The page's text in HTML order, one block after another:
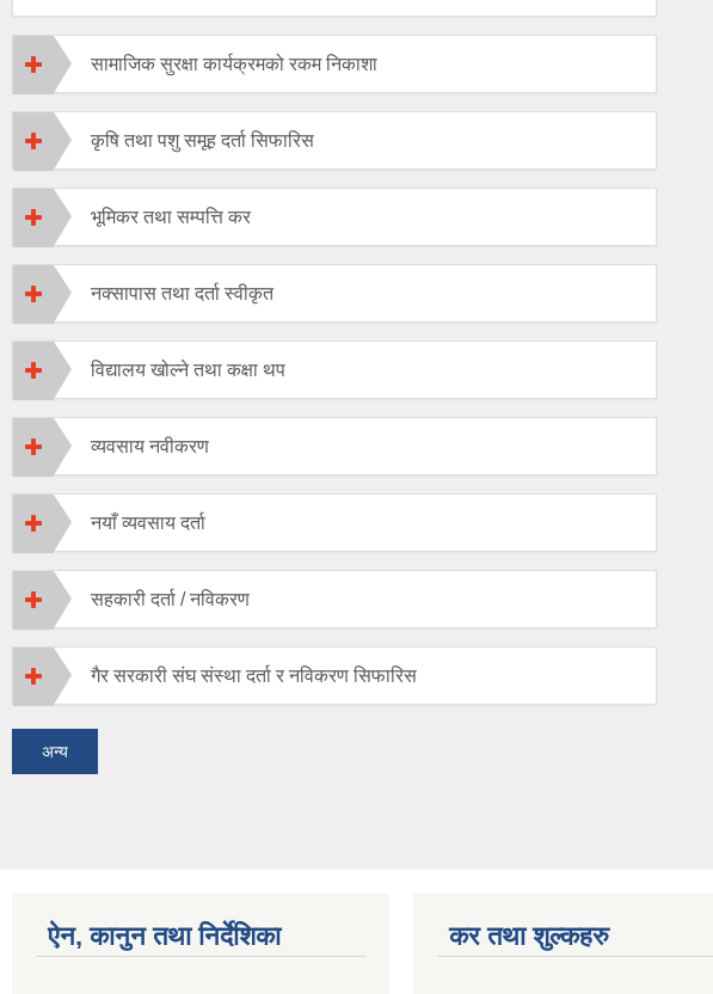
सामाजिक सुरक्षा कार्यक्रमको रकम निकाशा
कृषि तथा पशु समूह दर्ता सिफारिस
भूमिकर तथा सम्पत्ति कर
नक्सापास तथा दर्ता स्वीकृत
विद्यालय खोल्ने तथा कक्षा थप
व्यवसाय नवीकरण
नयाँ व्यवसाय दर्ता
सहकारी दर्ता / नविकरण
गैर सरकारी संघ संस्था दर्ता र नविकरण सिफारिस
अन्य
ऐन, कानुन तथा निर्देशिका कर तथा शुल्कहरु